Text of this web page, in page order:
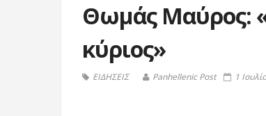
Θωμάς Μαύρος:
κύριος»
ΕΙΔΗΣΕΙΣ Panhellenic Post 1